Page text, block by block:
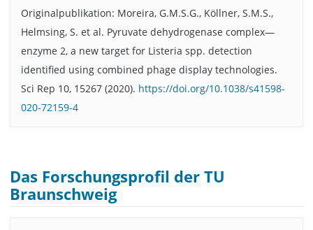
Originalpublikation: Moreira, G.M.S.G., Köllner, S.M.S.,
Helmsing, S. et al. Pyruvate dehydrogenase complex—
enzyme 2, a new target for Listeria spp. detection
identified using combined phage display technologies.
Sci Rep 10, 15267 (2020). https://doi.org/10.1038/s41598-
020-72159-4
Das Forschungsprofil der TU
Braunschweig